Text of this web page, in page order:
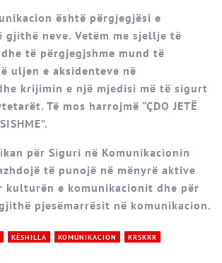
është përgjegjësi e
gjithë neve. Vetëm me sjellje të
të përgjegjshme mund të
uljen e aksidenteve në
krijimin e një mjedisi më të sigurt
Të mos harrojmë “ÇDO JETË
për Siguri në Komunikacionin
të punojë në mënyrë aktive
kulturën e komunikacionit dhe për
pjesëmarrësit në komunikacion.
KËSHILLA KOMUNIKACION
KRSKRR